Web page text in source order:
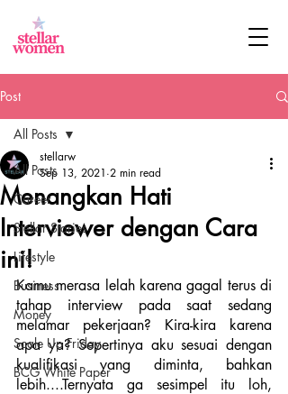
Post
All Posts
Career
Stellar Stories
Lifestyle
Business
Money
Scale Up Friday
BCG White Paper
All Posts
Menangkan Hati
Interviewer dengan Cara
ini!
stellarw
Sep 13, 2021 2 min read
Kamu merasa lelah karena gagal terus di
tahap interview pada saat sedang
melamar pekerjaan? Kira-kira karena
apa ya? Sepertinya aku sesuai dengan
kualifikasi yang diminta, bahkan